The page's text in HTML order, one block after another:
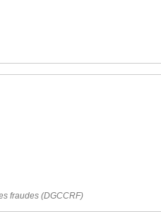
fraudes (DGCCRF)